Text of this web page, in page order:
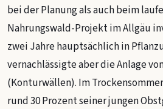
bei der Planung als auch beim
Nahrungswald-Projekt im Allgäu
zwei Jahre hauptsächlich in
vernachlässigte aber die Anlage
(Konturwällen). Im
rund 30 Prozent seiner jungen